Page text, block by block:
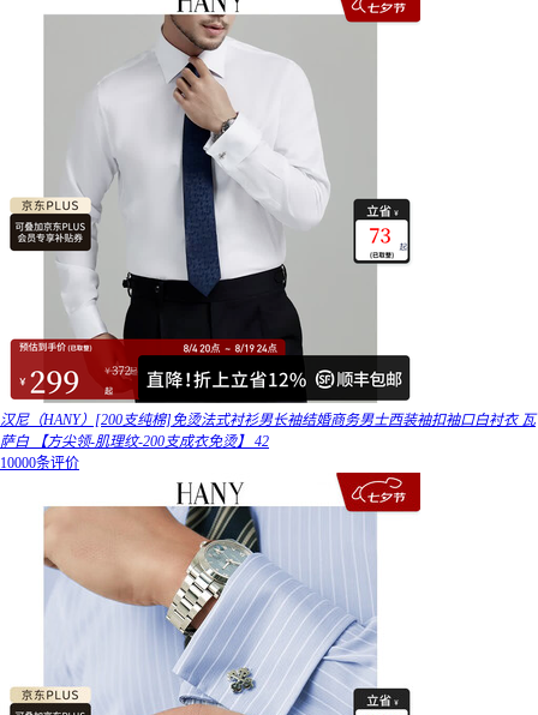
汉尼（HANY）[200支纯棉]免烫法式衬衫男长袖结婚商务男士西装袖扣袖口白衬衣 瓦
萨白 【方尖领-肌理纹-200支成衣免烫】 42
10000条评价